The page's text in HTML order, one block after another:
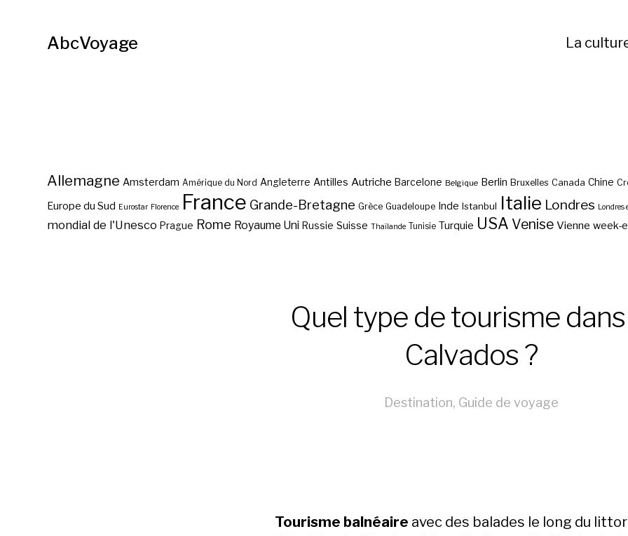
AbcVoyage La
Allemagne Amsterdam Amérique du Nord Angleterre Antilles Autriche Barcelone Belgique Berlin Bruxelles Canada Chine
Europe du Sud Eurostar Florence France Grande-Bretagne Grèce Guadeloupe Inde Istanbul Italie Londres Londres
mondial de l'Unesco Prague Rome Royaume Uni Russie Suisse Thaïlande Tunisie Turquie USA Venise Vienne week-
Quel type de tourisme
Calvados ?
Destination, Guide de voyage
Tourisme balnéaire avec des balades le long du